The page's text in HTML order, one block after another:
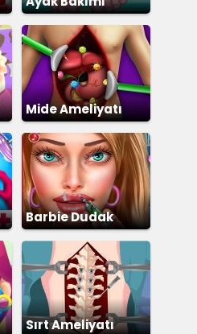
Mide Ameliyatı
Barbie Dudak
Ameliyatı
Sırt Ameliyatı